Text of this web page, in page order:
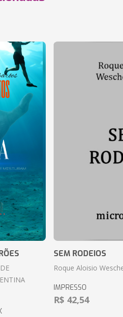
SEM RODEIOS
Roque Aloisio
IMPRESSO
R$ 42,54